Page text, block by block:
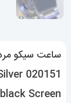
ساعت سیکو
black Screen